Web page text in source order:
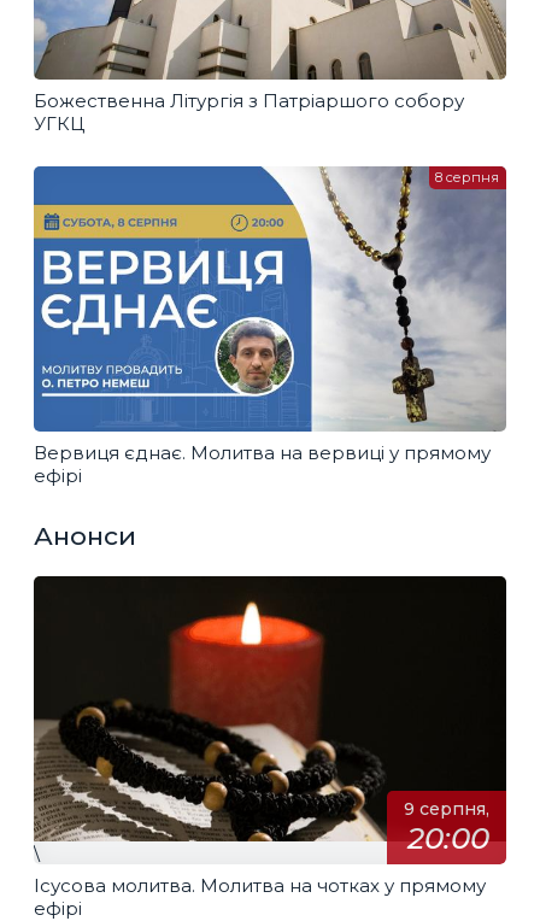
Божественна Літургія з Патріаршого собору
УГКЦ
Вервиця єднає. Молитва на вервиці у прямому
ефірі
8 серпня
Анонси
9 серпня,
20:00
\
Ісусова молитва. Молитва на чотках у прямому
ефірі